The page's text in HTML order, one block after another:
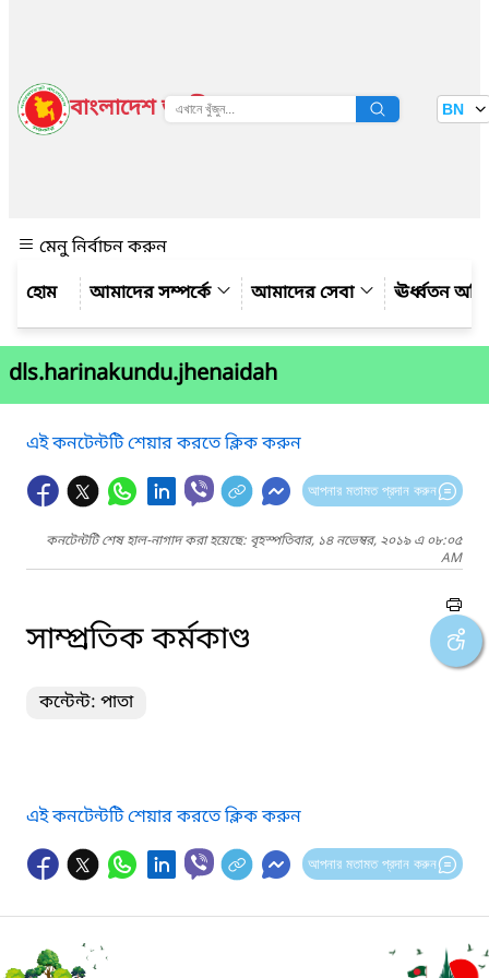
বাংলাদেশ জাতীয় তথ্য বাতায়ন BN
মেনু নির্বাচন করুন
আমাদের সম্পর্কে
আমাদের সেবা ঊর্ধ্বতন
dls.harinakundu.jhenaidah
এই কনটেন্টটি শেয়ার করতে ক্লিক করুন
আপনার মতামত প্রদান করুন
কনটেন্টটি শেষ হাল-নাগাদ করা হয়েছে: বৃহস্পতিবার, ১৪ নভেম্বর, ২০১৯ এ ০৮:০৫
AM
সাম্প্রতিক কর্মকাণ্ড
কন্টেন্ট: পাতা
এই কনটেন্টটি শেয়ার করতে ক্লিক করুন
আপনার মতামত প্রদান করুন